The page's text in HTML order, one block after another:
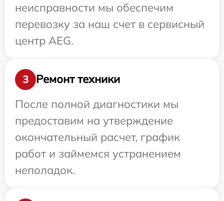
неисправности мы обеспечим
перевозку за наш счет в сервисный
центр AEG.
3
Ремонт техники
После полной диагностики мы
предоставим на утверждение
окончательный расчет, график
работ и займемся устранением
неполадок.